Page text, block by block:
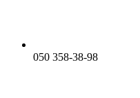
050 358-38-98